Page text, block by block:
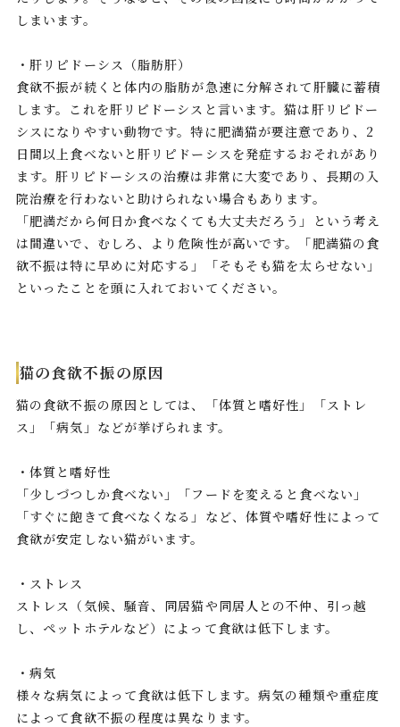
しまいます。
・肝リピドーシス（脂肪肝）
食欲不振が続くと体内の脂肪が急速に分解されて肝臓に蓄積
します。これを肝リピドーシスと言います。猫は肝リピドー
シスになりやすい動物です。特に肥満猫が要注意であり、2
日間以上食べないと肝リピドーシスを発症するおそれがあり
ます。肝リピドーシスの治療は非常に大変であり、長期の入
院治療を行わないと助けられない場合もあります。
「肥満だから何日か食べなくても大丈夫だろう」という考え
は間違いで、むしろ、より危険性が高いです。「肥満猫の食
欲不振は特に早めに対応する」「そもそも猫を太らせない」
といったことを頭に入れておいてください。
猫の食欲不振の原因
猫の食欲不振の原因としては、「体質と嗜好性」「ストレ
ス」「病気」などが挙げられます。
・体質と嗜好性
「少しづつしか食べない」「フードを変えると食べない」
「すぐに飽きて食べなくなる」など、体質や嗜好性によって
食欲が安定しない猫がいます。
・ストレス
ストレス（気候、騒音、同居猫や同居人との不仲、引っ越
し、ペットホテルなど）によって食欲は低下します。
・病気
様々な病気によって食欲は低下します。病気の種類や重症度
によって食欲不振の程度は異なります。